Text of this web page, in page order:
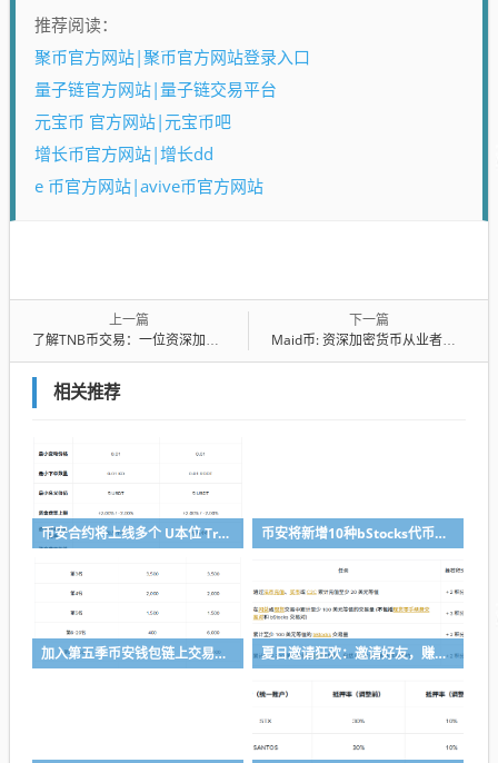
推荐阅读：
聚币官方网站|聚币官方网站登录入口
量子链官方网站|量子链交易平台
元宝币 官方网站|元宝币吧
增长币官方网站|增长dd
e 币官方网站|avive币官方网站
上一篇
了解TNB币交易：一位资深加密货币从业者的经验分享
下一篇
Maid币: 资深加密货币从业者的交易见解
相关推荐
币安合约将上线多个 U本位 TradFi 永续合约 币安将新增10种bStocks代币化证券作为抵押资产
加入第五季币安钱包链上交易体验赛，瓜分50,000 美元等值奖励 夏日邀请狂欢：邀请好友，赚取最高 8,000 USDC